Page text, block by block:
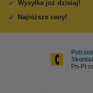
Wysyłka już dzisiaj!
Najniższe ceny!
Pn-Pt